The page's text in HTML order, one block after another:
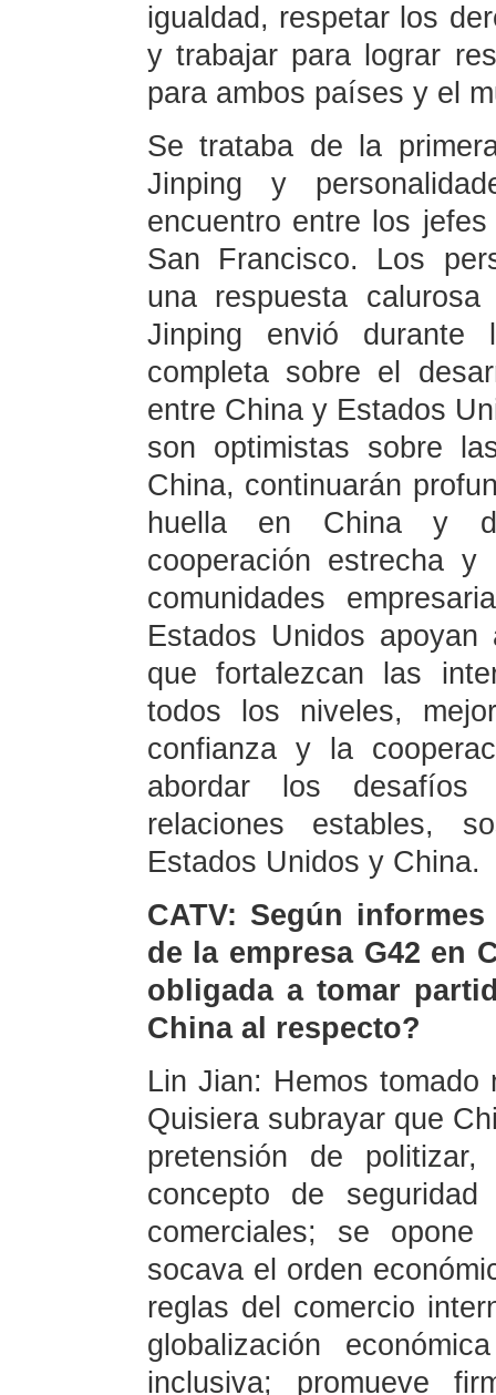
igualdad, respetar los
y trabajar para lograr
para ambos países y el
Se trataba de la
Jinping y
encuentro entre los
San Francisco. Los
una respuesta
Jinping envió
completa sobre el
entre China y Estados
son optimistas sobre
China, continuarán
huella en China y
cooperación estrecha
comunidades
Estados Unidos
que fortalezcan las
todos los niveles,
confianza y la
abordar los desafíos
relaciones estables,
Estados Unidos y China.
CATV: Según
de la empresa G42 en
obligada a tomar
China al respecto?
Lin Jian: Hemos tomado
Quisiera subrayar que
pretensión de
concepto de
comerciales; se
socava el orden
reglas del comercio
globalización
inclusiva; promueve